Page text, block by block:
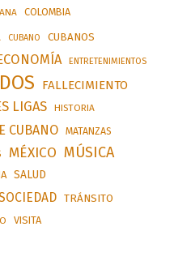
COLOMBIA
CUBANO CUBANOS
ENTRETENIMIENTOS
FALLECIMIENTO
LIGAS HISTORIA
CUBANO MATANZAS
MÉXICO MÚSICA
SALUD
TRÁNSITO
VISITA